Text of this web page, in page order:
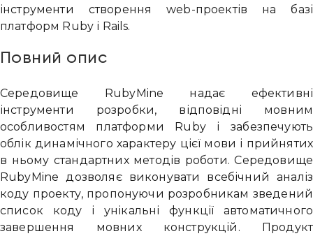
інструменти створення web-проектів на базі
платформ Ruby і Rails.
Повний опис
Середовище RubyMine надає ефективні
інструменти розробки, відповідні мовним
особливостям платформи Ruby і забезпечують
облік динамічного характеру цієї мови і прийнятих
в ньому стандартних методів роботи. Середовище
RubyMine дозволяє виконувати всебічний аналіз
коду проекту, пропонуючи розробникам зведений
список коду і унікальні функції автоматичного
завершення мовних конструкцій. Продукт